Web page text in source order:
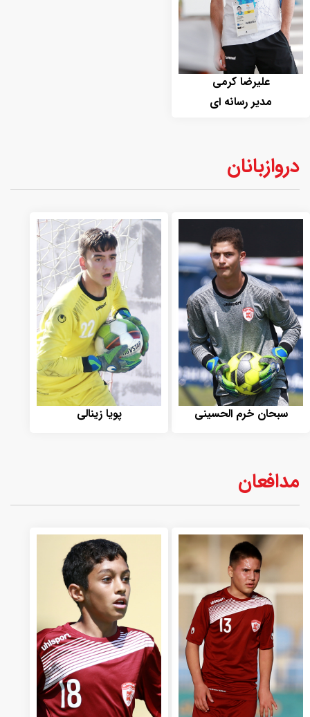
علیرضا کرمی
مدیر رسانه ای
دروازبانان
سبحان خرم الحسینی پویا زینالی
مدافعان